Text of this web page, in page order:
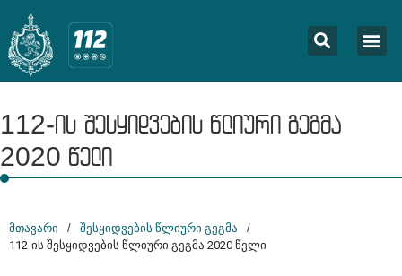
112-ის შესყიდვების წლიური გეგმა
2020 წელი
მთავარი / შესყიდვების წლიური გეგმა
/
112-ის შესყიდვების წლიური გეგმა 2020 წელი